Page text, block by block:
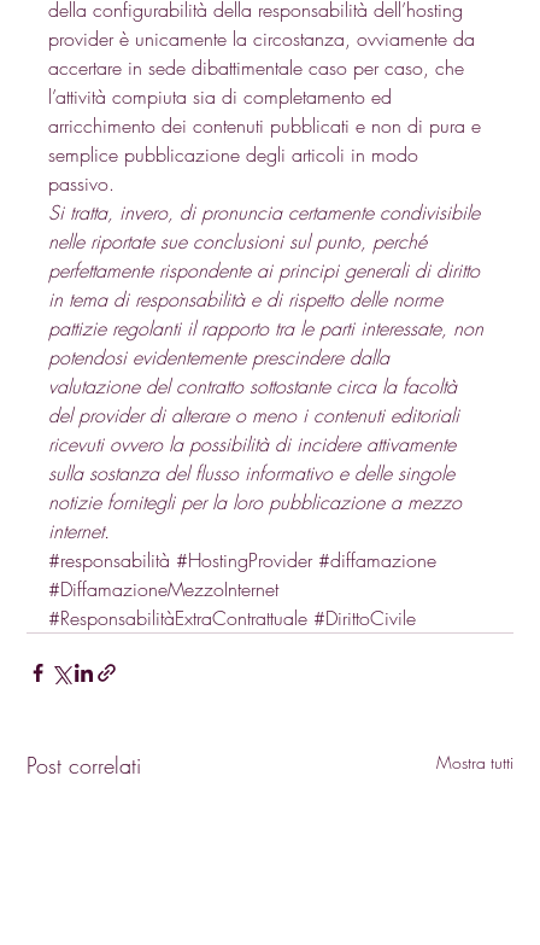
della configurabilità della responsabilità dell’hosting
provider è unicamente la circostanza, ovviamente da
accertare in sede dibattimentale caso per caso, che
l’attività compiuta sia di completamento ed
arricchimento dei contenuti pubblicati e non di pura e
semplice pubblicazione degli articoli in modo
passivo.
Si tratta, invero, di pronuncia certamente condivisibile
nelle riportate sue conclusioni sul punto, perché
perfettamente rispondente ai principi generali di diritto
in tema di responsabilità e di rispetto delle norme
pattizie regolanti il rapporto tra le parti interessate, non
potendosi evidentemente prescindere dalla
valutazione del contratto sottostante circa la facoltà
del provider di alterare o meno i contenuti editoriali
ricevuti ovvero la possibilità di incidere attivamente
sulla sostanza del flusso informativo e delle singole
notizie fornitegli per la loro pubblicazione a mezzo
internet.
#responsabilità #HostingProvider #diffamazione
#DiffamazioneMezzoInternet
#ResponsabilitàExtraContrattuale #DirittoCivile
Post correlati Mostra tutti